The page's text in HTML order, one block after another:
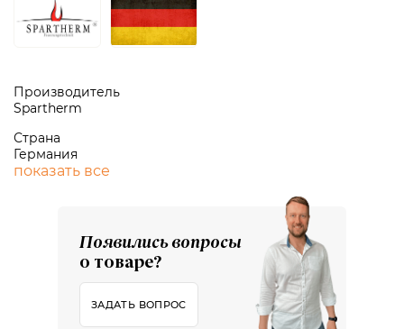
Производитель
Spartherm
Страна
Германия
показать все
Появились вопросы
о товаре?
ЗАДАТЬ ВОПРОС